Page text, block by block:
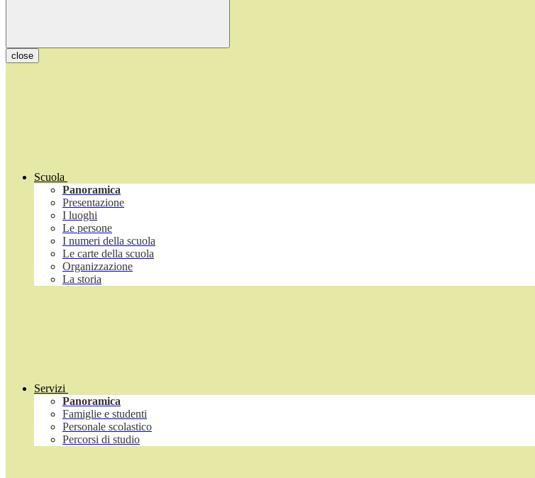
close
Scuola
Panoramica
Presentazione
I luoghi
Le persone
I numeri della scuola
Le carte della scuola
Organizzazione
La storia
Servizi
Panoramica
Famiglie e studenti
Personale scolastico
Percorsi di studio